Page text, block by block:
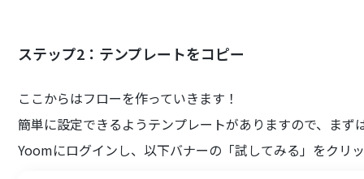
ステップ2：テンプレートをコピー
ここからはフローを作っていきます！
簡単に設定できるようテンプレートがありますので、ま
Yoomにログインし、以下バナーの「試してみる」をクリ